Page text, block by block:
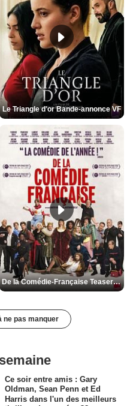
Le Triangle d'or Bande-annonce VF
De la Comédie-Française Teaser VF
ne pas manquer
Ce soir entre amis : Gary
Oldman, Sean Penn et Ed
Harris dans l'un des meilleurs